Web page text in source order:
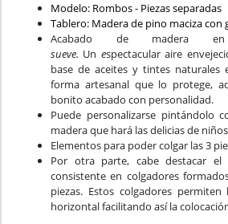
Modelo: Rombos - Piezas separadas
Tablero: Madera de pino maciza con
Acabado de madera
sueve. Un espectacular aire
base de aceites y tintes naturales
forma artesanal que lo protege,
bonito acabado con personalidad.
Puede personalizarse pintándolo
madera que hará las delicias de
Elementos para poder colgar las 3
Por otra parte, cabe destacar el
consistente en colgadores
piezas. Estos colgadores
horizontal facilitando así la